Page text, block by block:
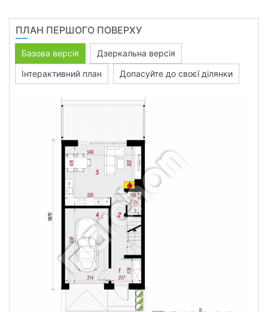
ПЛАН ПЕРШОГО ПОВЕРХУ
Базова версія
Дзеркальна версія
Інтерактивний план
Допасуйте до своєї ділянки